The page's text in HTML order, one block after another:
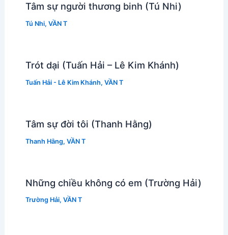
Tâm sự người thương binh (Tú Nhi)
Tú Nhi, VẦN T
Trót dại (Tuấn Hải – Lê Kim Khánh)
Tuấn Hải - Lê Kim Khánh, VẦN T
Tâm sự đời tôi (Thanh Hằng)
Thanh Hằng, VẦN T
Những chiều không có em (Trường Hải)
Trường Hải, VẦN T